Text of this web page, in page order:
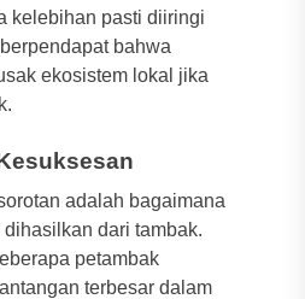
kelebihan pasti diiringi
bahwa
ekosistem lokal jika
adalah bagaimana
dari tambak.
petambak
terbesar dalam